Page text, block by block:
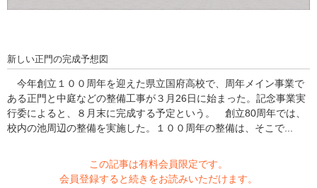
新しい正門の完成予想図
今年創立１００周年を迎えた県立国府高校で、周年メイン事業で
ある正門と中庭などの整備工事が３月26日に始まった。記念事業実
行委によると、８月末に完成する予定という。 創立80周年では、
校内の池周辺の整備を実施した。１００周年の整備は、そこで...
この記事は有料会員限定です。
会員登録すると続きをお読みいただけます。